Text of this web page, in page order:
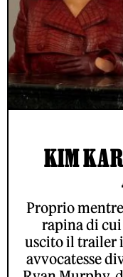
KIM
Proprio
rapina di cui
uscito il trailer
avvocatesse